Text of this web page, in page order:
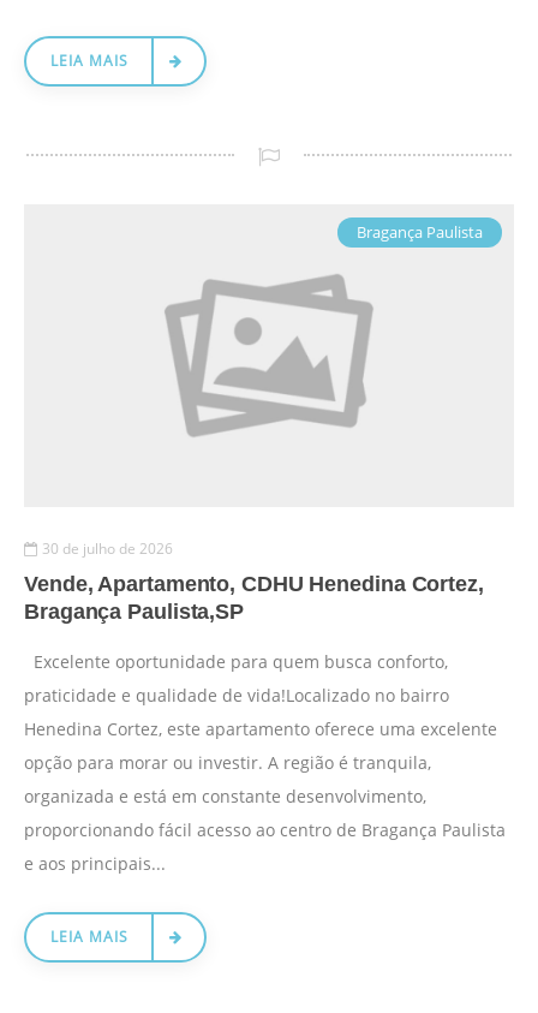
LEIA MAIS
Bragança Paulista
30 de julho de 2026
Vende, Apartamento, CDHU Henedina Cortez,
Bragança Paulista,SP
Excelente oportunidade para quem busca conforto,
praticidade e qualidade de vida!Localizado no bairro
Henedina Cortez, este apartamento oferece uma excelente
opção para morar ou investir. A região é tranquila,
organizada e está em constante desenvolvimento,
proporcionando fácil acesso ao centro de Bragança Paulista
e aos principais...
LEIA MAIS